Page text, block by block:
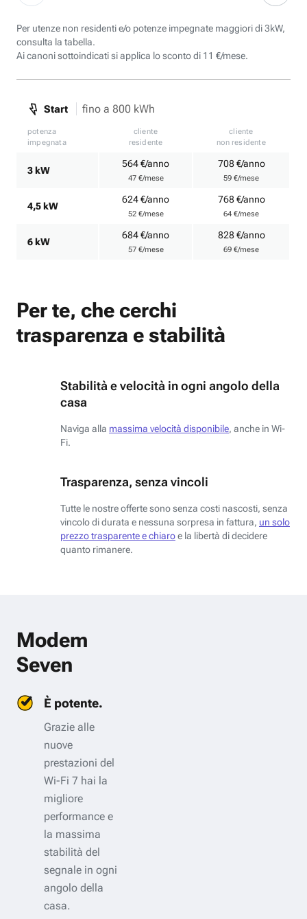
Per utenze non residenti e/o potenze impegnate maggiori di 3kW,
consulta la tabella.
Ai canoni sottoindicati si applica lo sconto di 11 €/mese.
Start fino a 800 kWh
potenza
impegnata
cliente
residente
cliente
non residente
3 kW
564 €/anno
47 €/mese
708 €/anno
59 €/mese
4,5 kW
624 €/anno
52 €/mese
768 €/anno
64 €/mese
6 kW
684 €/anno
57 €/mese
828 €/anno
69 €/mese
Per te, che cerchi
trasparenza e stabilità
Stabilità e velocità in ogni angolo della
casa
Naviga alla massima velocità disponibile, anche in Wi-
Fi.
Trasparenza, senza vincoli
Tutte le nostre offerte sono senza costi nascosti, senza
vincolo di durata e nessuna sorpresa in fattura, un solo
prezzo trasparente e chiaroe la libertà di decidere
quanto rimanere.
Modem
Seven
È potente.
Grazie alle
nuove
prestazioni del
Wi-Fi 7 hai la
migliore
performance e
la massima
stabilità del
segnale in ogni
angolo della
casa.